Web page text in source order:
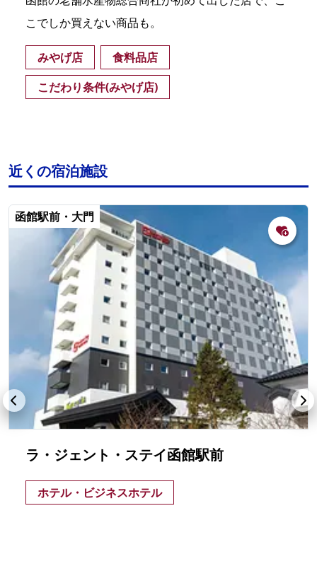
こでしか買えない商品も。
みやげ店
食料品店
こだわり条件(みやげ店)
近くの宿泊施設
函館駅前・大門
ラ・ジェント・ステイ函館駅前
ホテル・ビジネスホテル